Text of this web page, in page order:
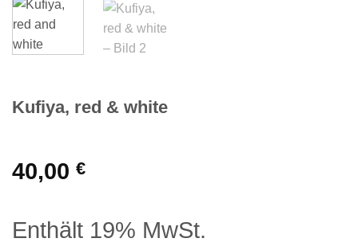
Kufiya, red & white
40,00 €
Enthält 19% MwSt.